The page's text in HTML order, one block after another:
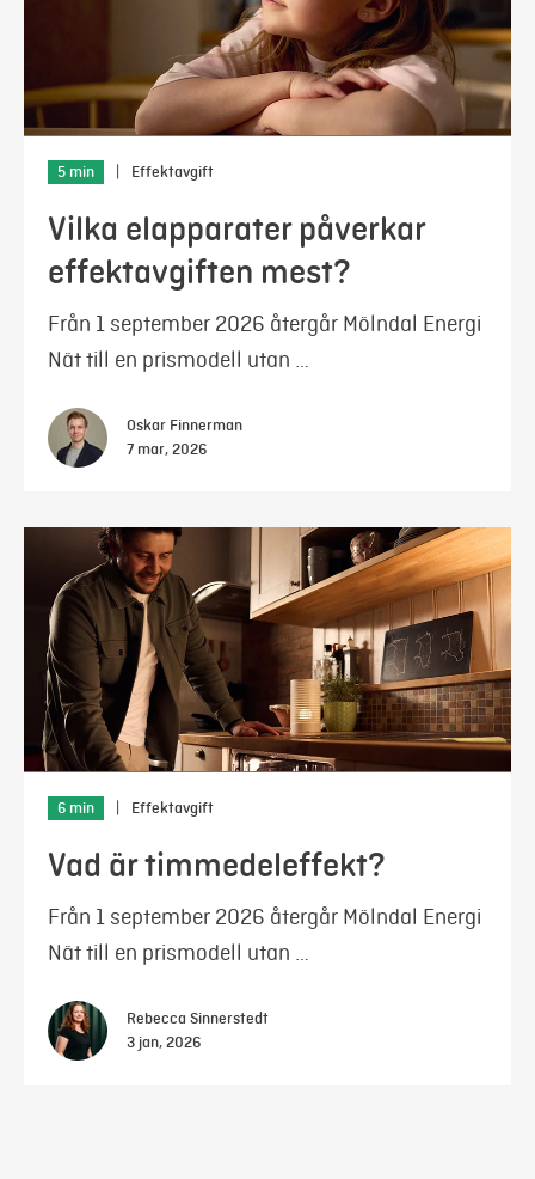
5 min | Effektavgift
Vilka elapparater påverkar
effektavgiften mest?
Från 1 september 2026 återgår Mölndal Energi
Nät till en prismodell utan …
Oskar Finnerman
7 mar, 2026
6 min | Effektavgift
Vad är timmedeleffekt?
Från 1 september 2026 återgår Mölndal Energi
Nät till en prismodell utan …
Rebecca Sinnerstedt
3 jan, 2026